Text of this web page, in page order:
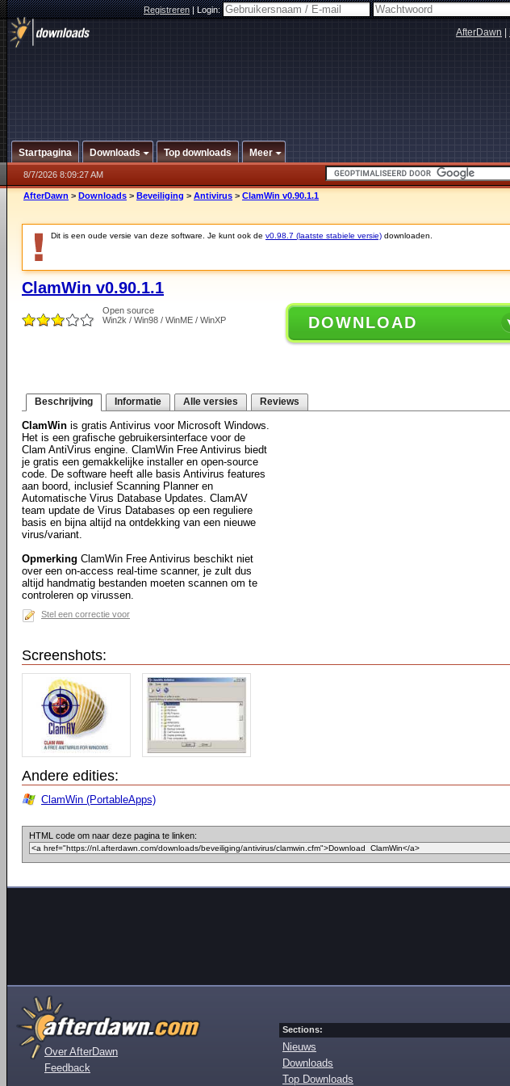
Registreren|Login:
AfterDawn
Startpagina Downloads Top downloads Meer
8/7/2026 8:09:27 AM
AfterDawn > Downloads > Beveiliging > Antivirus > ClamWin v0.90.1.1
Dit is een oude versie van deze software. Je kunt ook de v0.98.7 (laatste stabiele versie) downloaden.
ClamWin v0.90.1.1
Open source
Win2k / Win98 / WinME / WinXP
DOWNLOAD
Beschrijving Informatie Alle versies Reviews
ClamWin is gratis Antivirus voor Microsoft Windows.
Het is een grafische gebruikersinterface voor de
Clam AntiVirus engine. ClamWin Free Antivirus biedt
je gratis een gemakkelijke installer en open-source
code. De software heeft alle basis Antivirus features
aan boord, inclusief Scanning Planner en
Automatische Virus Database Updates. ClamAV
team update de Virus Databases op een reguliere
basis en bijna altijd na ontdekking van een nieuwe
virus/variant.
Opmerking ClamWin Free Antivirus beschikt niet
over een on-access real-time scanner, je zult dus
altijd handmatig bestanden moeten scannen om te
controleren op virussen.
Stel een correctie voor
Screenshots:
Andere edities:
ClamWin (PortableApps)
HTML code om naar deze pagina te linken:
Over AfterDawn
Feedback
Sections:
Nieuws
Downloads
Top Downloads